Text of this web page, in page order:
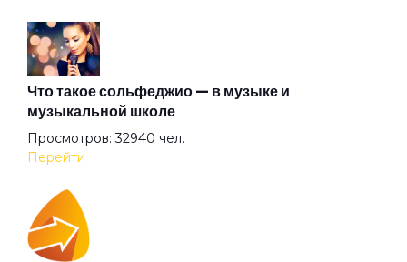
Благодарю
Блины по-снайперски
Блюз
Блюзы гор
Что такое сольфеджио — в музыке и
музыкальной школе
Просмотров: 32940 чел.
Перейти